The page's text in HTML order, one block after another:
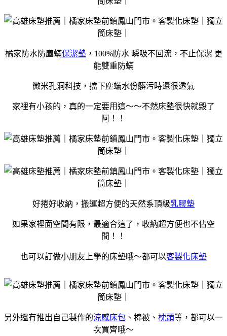
橘家防水防塵蟎保潔墊，100%防水 瞬吸不回流，不止保潔 更
能雙重防蟎
微米孔洞科技，擋下塵蟎水份髒污時還很透氣
家裡有小孩的，真的一定要用這～～不然床墊很快就毀了
阿！！
好捲好收納，搬運超方便的天然系頂級乳膠墊
如果家裡面空間有限，最適合這了，收納超方便也不佔空
間！！
也可以訂做小朋友上學的床墊哦～都可以客製化床墊
另外還有推出自己製作的涼感床包 、棉被、 枕頭等，都可以一
次買齊哦～